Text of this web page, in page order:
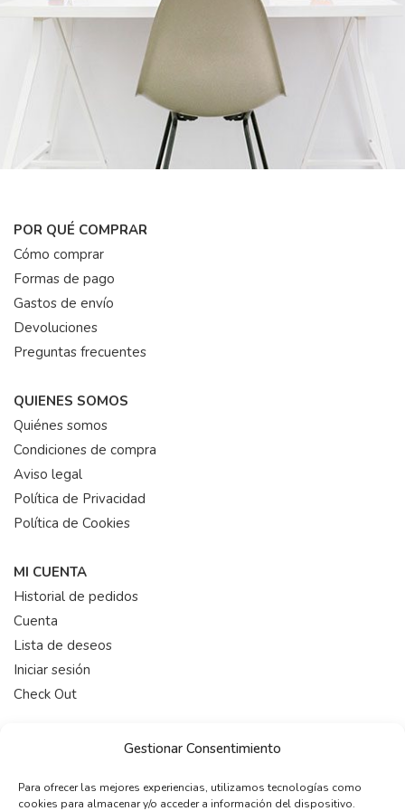
Gestionar Consentimiento
Para ofrecer las mejores experiencias, utilizamos tecnologías como
cookies para almacenar y/o acceder a información del dispositivo.
POR QUÉ COMPRAR
Cómo comprar
Formas de pago
Gastos de envío
Devoluciones
Preguntas frecuentes
QUIENES SOMOS
Quiénes somos
Condiciones de compra
Aviso legal
Política de Privacidad
Política de Cookies
MI CUENTA
Historial de pedidos
Cuenta
Lista de deseos
Iniciar sesión
Check Out